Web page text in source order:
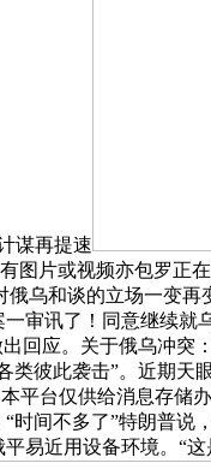
谋再提速
图片或视频亦包罗正
乌和谈的立场一变
审讯了！同意继续
回应。关于俄乌冲
类彼此袭击”。近期
平台仅供给消息存
时间不多了”特朗普
易近用设备环境。“